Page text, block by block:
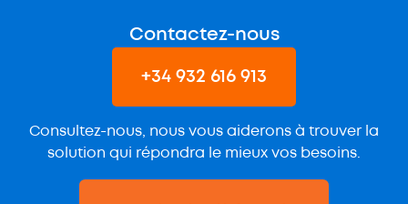
Contactez-nous
+34 932 616 913
Consultez-nous, nous vous aiderons à trouver la
solution qui répondra le mieux vos besoins.